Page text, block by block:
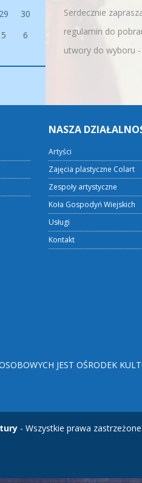
29
30
5 6
Serdecznie
regulamin do
utwory do wyboru -
NASZA
Artyści
Zajęcia plastyczne Colart
Zespoły artystyczne
Koła Gospodyń Wiejskich
Usługi
Kontakt
JEST OŚRODEK
- Wszystkie prawa zastrzeżone.